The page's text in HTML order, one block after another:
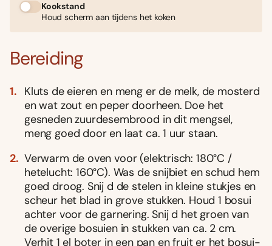
Kookstand
Houd scherm aan tijdens het koken
Bereiding
Kluts de eieren en meng er de melk, de mosterd
en wat zout en peper doorheen. Doe het
gesneden zuurdesembrood in dit mengsel,
meng goed door en laat ca. 1 uur staan.
Verwarm de oven voor (elektrisch: 180°C /
hetelucht: 160°C). Was de snijbiet en schud hem
goed droog. Snij d de stelen in kleine stukjes en
scheur het blad in grove stukken. Houd 1 bosui
achter voor de garnering. Snij d het groen van
de overige bosuien in stukken van ca. 2 cm.
Verhit 1 el boter in een pan en fruit er het bosui-